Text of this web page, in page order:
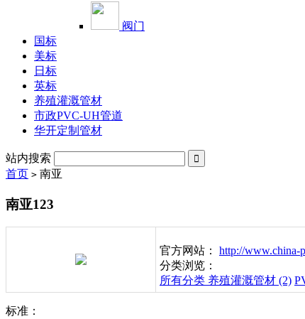
阀门
国标
美标
日标
英标
养殖灌溉管材
市政PVC-UH管道
华开定制管材
站内搜索 
首页 > 南亚
南亚123
官方网站： http://www.china-
分类浏览：
所有分类 养殖灌溉管材 (2)
标准：